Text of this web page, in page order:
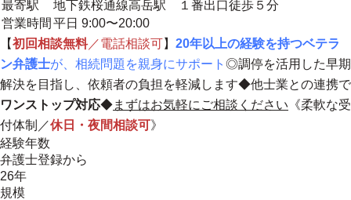
最寄駅
地下鉄桜通線高岳駅 １番出口徒歩５分
営業時間 平日 9:00〜20:00
【初回相談無料／電話相談可】 20年以上の経験を持つベテラ
ン弁護士が、相続問題を親身にサポート ◎調停を活用した早期
解決を目指し、依頼者の負担を軽減します◆他士業との連携で
ワンストップ対応◆まずはお気軽にご相談ください 《柔軟な受
付体制／休日・夜間相談可》
経験年数
弁護士登録から
26年
規模